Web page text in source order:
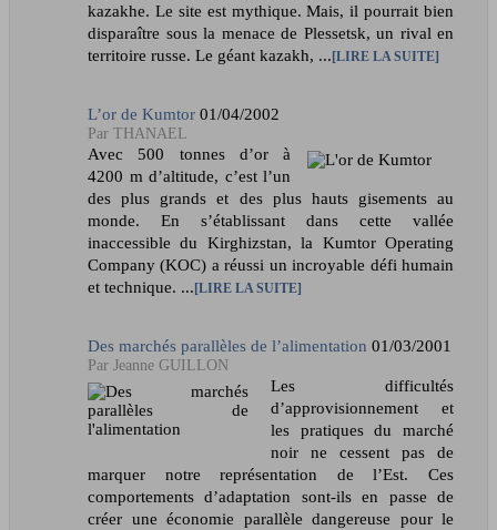
kazakhe. Le site est mythique. Mais, il pourrait bien
disparaître sous la menace de Plessetsk, un rival en
territoire russe. Le géant kazakh, ... LIRE LA SUITE
L’or de Kumtor 01/04/2002
THANAEL
Avec 500 tonnes d’or à
4200 m d’altitude, c’est l’un
des plus grands et des plus hauts gisements au
monde. En s’établissant dans cette vallée
inaccessible du Kirghizstan, la Kumtor Operating
Company (KOC) a réussi un incroyable défi humain
et technique. ... LIRE LA SUITE
Des marchés parallèles de l’alimentation 01/03/2001
Jeanne GUILLON
Les difficultés
d’approvisionnement et
les pratiques du marché
noir ne cessent pas de
marquer notre représentation de l’Est. Ces
comportements d’adaptation sont-ils en passe de
créer une économie parallèle dangereuse pour le